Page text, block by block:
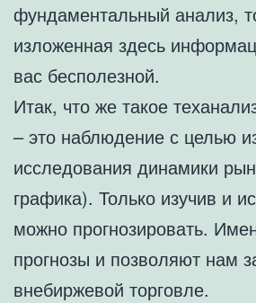
фундаментальный анализ,
изложенная здесь
вас бесполезной.
Итак, что же такое
– это наблюдение с целью
исследования динамики
графика). Только изучив и
можно прогнозировать.
прогнозы и позволяют нам
внебиржевой торговле.